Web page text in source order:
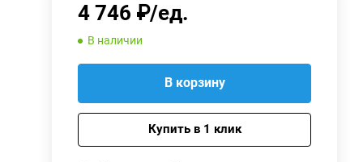
4 746 ₽/ед.
В наличии
В корзину
Купить в 1 клик